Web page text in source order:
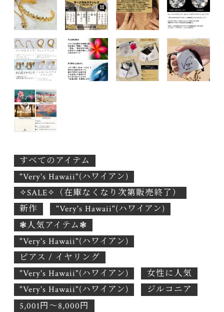
すべてのアイテム
"Very's Hawaii"(ハワイアン)
✧SALE✧（在庫なくなり次第販売終了）
新作
"Very's Hawaii"(ハワイアン)
❃人気アイテム❃
"Very's Hawaii"(ハワイアン)
ピアス / イヤリング
"Very's Hawaii"(ハワイアン)
女性に人気
"Very's Hawaii"(ハワイアン)
ジルコニア
5,001円〜8,000円